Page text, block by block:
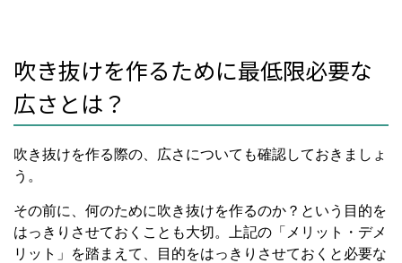
吹き抜けを作るために最低限必要な
広さとは？
吹き抜けを作る際の、広さについても確認しておきましょ
う。
その前に、何のために吹き抜けを作るのか？という目的を
はっきりさせておくことも大切。上記の「メリット・デメ
リット」を踏まえて、目的をはっきりさせておくと必要な